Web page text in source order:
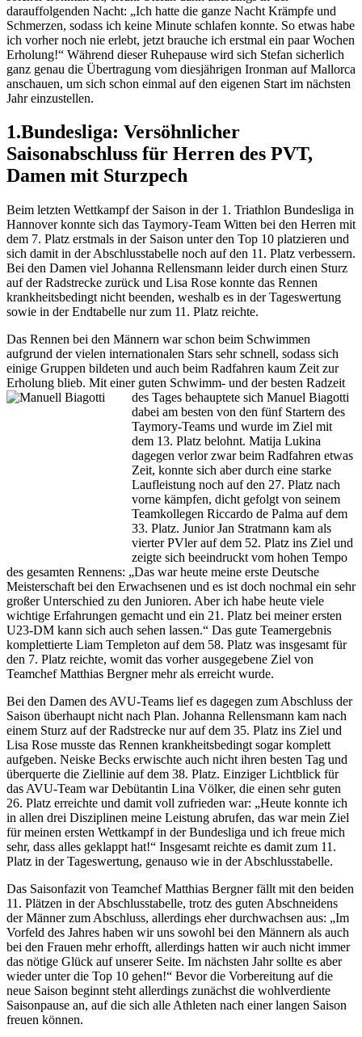
darauffolgenden Nacht: „Ich hatte die ganze Nacht Krämpfe und
Schmerzen, sodass ich keine Minute schlafen konnte. So etwas habe
ich vorher noch nie erlebt, jetzt brauche ich erstmal ein paar Wochen
Erholung!“ Während dieser Ruhepause wird sich Stefan sicherlich
ganz genau die Übertragung vom diesjährigen Ironman auf Mallorca
anschauen, um sich schon einmal auf den eigenen Start im nächsten
Jahr einzustellen.
1.Bundesliga: Versöhnlicher
Saisonabschluss für Herren des PVT,
Damen mit Sturzpech
Beim letzten Wettkampf der Saison in der 1. Triathlon Bundesliga in
Hannover konnte sich das Taymory-Team Witten bei den Herren mit
dem 7. Platz erstmals in der Saison unter den Top 10 platzieren und
sich damit in der Abschlusstabelle noch auf den 11. Platz verbessern.
Bei den Damen viel Johanna Rellensmann leider durch einen Sturz
auf der Radstrecke zurück und Lisa Rose konnte das Rennen
krankheitsbedingt nicht beenden, weshalb es in der Tageswertung
sowie in der Endtabelle nur zum 11. Platz reichte.
Das Rennen bei den Männern war schon beim Schwimmen
aufgrund der vielen internationalen Stars sehr schnell, sodass sich
einige Gruppen bildeten und auch beim Radfahren kaum Zeit zur
Erholung blieb. Mit einer guten Schwimm- und der besten Radzeit
des Tages behauptete sich Manuel Biagotti
dabei am besten von den fünf Startern des
Taymory-Teams und wurde im Ziel mit
dem 13. Platz belohnt. Matija Lukina
dagegen verlor zwar beim Radfahren etwas
Zeit, konnte sich aber durch eine starke
Laufleistung noch auf den 27. Platz nach
vorne kämpfen, dicht gefolgt von seinem
Teamkollegen Riccardo de Palma auf dem
33. Platz. Junior Jan Stratmann kam als
vierter PVler auf dem 52. Platz ins Ziel und
zeigte sich beeindruckt vom hohen Tempo
des gesamten Rennens: „Das war heute meine erste Deutsche
Meisterschaft bei den Erwachsenen und es ist doch nochmal ein sehr
großer Unterschied zu den Junioren. Aber ich habe heute viele
wichtige Erfahrungen gemacht und ein 21. Platz bei meiner ersten
U23-DM kann sich auch sehen lassen.“ Das gute Teamergebnis
komplettierte Liam Templeton auf dem 58. Platz was insgesamt für
den 7. Platz reichte, womit das vorher ausgegebene Ziel von
Teamchef Matthias Bergner mehr als erreicht wurde.
Bei den Damen des AVU-Teams lief es dagegen zum Abschluss der
Saison überhaupt nicht nach Plan. Johanna Rellensmann kam nach
einem Sturz auf der Radstrecke nur auf dem 35. Platz ins Ziel und
Lisa Rose musste das Rennen krankheitsbedingt sogar komplett
aufgeben. Neiske Becks erwischte auch nicht ihren besten Tag und
überquerte die Ziellinie auf dem 38. Platz. Einziger Lichtblick für
das AVU-Team war Debütantin Lina Völker, die einen sehr guten
26. Platz erreichte und damit voll zufrieden war: „Heute konnte ich
in allen drei Disziplinen meine Leistung abrufen, das war mein Ziel
für meinen ersten Wettkampf in der Bundesliga und ich freue mich
sehr, dass alles geklappt hat!“ Insgesamt reichte es damit zum 11.
Platz in der Tageswertung, genauso wie in der Abschlusstabelle.
Das Saisonfazit von Teamchef Matthias Bergner fällt mit den beiden
11. Plätzen in der Abschlusstabelle, trotz des guten Abschneidens
der Männer zum Abschluss, allerdings eher durchwachsen aus: „Im
Vorfeld des Jahres haben wir uns sowohl bei den Männern als auch
bei den Frauen mehr erhofft, allerdings hatten wir auch nicht immer
das nötige Glück auf unserer Seite. Im nächsten Jahr sollte es aber
wieder unter die Top 10 gehen!“ Bevor die Vorbereitung auf die
neue Saison beginnt steht allerdings zunächst die wohlverdiente
Saisonpause an, auf die sich alle Athleten nach einer langen Saison
freuen können.